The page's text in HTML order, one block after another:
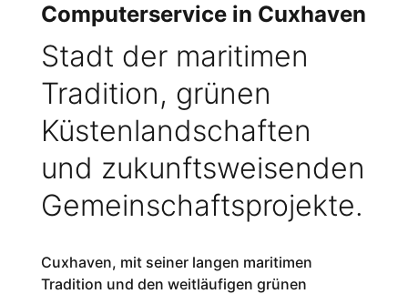
Computerservice in Cuxhaven
Stadt der maritimen
Tradition, grünen
Küstenlandschaften
und zukunftsweisenden
Gemeinschaftsprojekte.
Cuxhaven, mit seiner langen maritimen
Tradition und den weitläufigen grünen